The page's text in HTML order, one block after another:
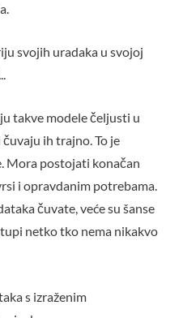
svojih uradaka u svojoj
takve modele čeljusti u
ih trajno. To je
Mora postojati konačan
i opravdanim potrebama.
čuvate, veće su šanse
netko tko nema nikakvo
s izraženim